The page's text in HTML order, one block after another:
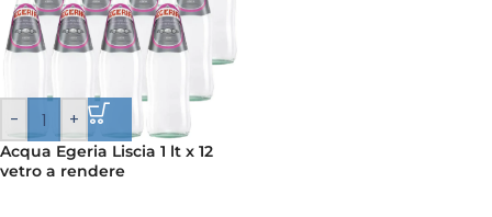
- +
Acqua Egeria Liscia 1 lt x 12
vetro a rendere